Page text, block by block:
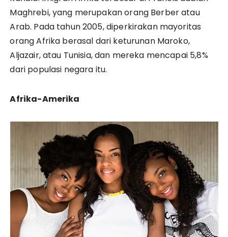
Maghrebi, yang merupakan orang Berber atau
Arab. Pada tahun 2005, diperkirakan mayoritas
orang Afrika berasal dari keturunan Maroko,
Aljazair, atau Tunisia, dan mereka mencapai 5,8%
dari populasi negara itu.
Afrika-Amerika